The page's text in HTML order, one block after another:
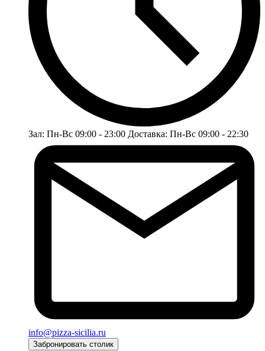
Зал: Пн-Вс 09:00 - 23:00 Доставка: Пн-Вс 09:00 - 22:30
info@pizza-sicilia.ru
Забронировать столик